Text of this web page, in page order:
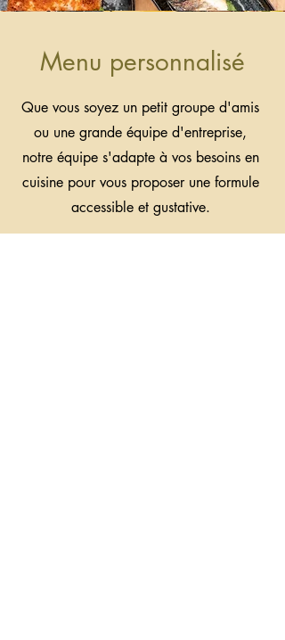
Menu personnalisé
Que vous soyez un petit groupe d'amis
ou une grande équipe d'entreprise,
notre équipe s'adapte à vos besoins en
cuisine pour vous proposer une formule
accessible et gustative.